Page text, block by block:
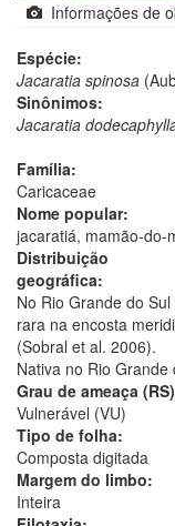
Informações de
Espécie:
Jacaratia spinosa
Sinônimos:
Jacaratia
Família:
Caricaceae
Nome popular:
jacaratiá, mamão-do-
Distribuição
geográfica:
No Rio Grande do
rara na encosta
(Sobral et al. 2006).
Nativa no Rio
Grau de ameaça
Vulnerável (VU)
Tipo de folha:
Composta digitada
Margem do limbo:
Inteira